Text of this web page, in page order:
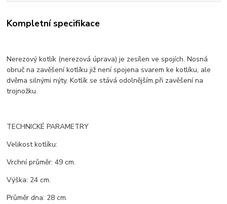
Kompletní specifikace
Nerezový kotlík (nerezová úprava) je zesílen ve spojích. Nosná
obruč na zavěšení kotlíku již není spojena svarem ke kotlíku, ale
dvěma silnými nýty. Kotlík se stává odolnějším při zavěšení na
trojnožku.
TECHNICKÉ PARAMETRY
Velikost kotlíku:
Vrchní průměr: 49 cm.
Výška: 24 cm.
Průměr dna: 28 cm.